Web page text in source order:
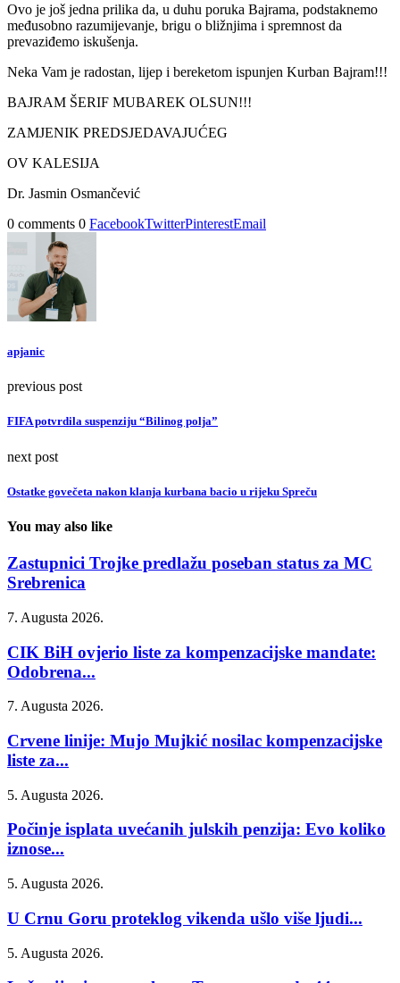
Ovo je još jedna prilika da, u duhu poruka Bajrama, podstaknemo
međusobno razumijevanje, brigu o bližnjima i spremnost da
prevaziđemo iskušenja.
Neka Vam je radostan, lijep i bereketom ispunjen Kurban Bajram!!!
BAJRAM ŠERIF MUBAREK OLSUN!!!
ZAMJENIK PREDSJEDAVAJUĆEG
OV KALESIJA
Dr. Jasmin Osmančević
0 comments 0 FacebookTwitterPinterestEmail
apjanic
previous post
FIFA potvrdila suspenziju “Bilinog polja”
next post
Ostatke govečeta nakon klanja kurbana bacio u rijeku Spreču
You may also like
Zastupnici Trojke predlažu poseban status za MC
Srebrenica
7. Augusta 2026.
CIK BiH ovjerio liste za kompenzacijske mandate:
Odobrena...
7. Augusta 2026.
Crvene linije: Mujo Mujkić nosilac kompenzacijske
liste za...
5. Augusta 2026.
Počinje isplata uvećanih julskih penzija: Evo koliko
iznose...
5. Augusta 2026.
U Crnu Goru proteklog vikenda ušlo više ljudi...
5. Augusta 2026.